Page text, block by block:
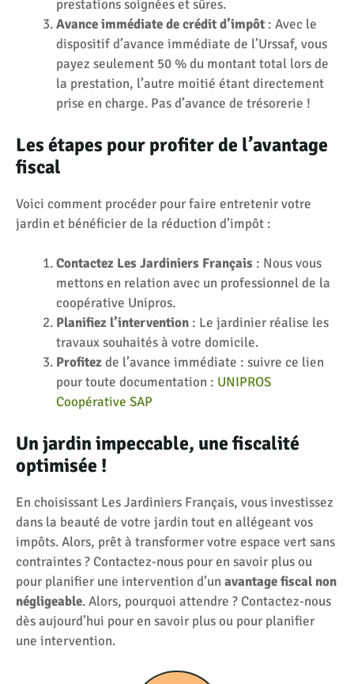
prestations soignées et sûres.
Avance immédiate de crédit d’impôt : Avec le
dispositif d’avance immédiate de l’Urssaf, vous
payez seulement 50 % du montant total lors de
la prestation, l’autre moitié étant directement
prise en charge. Pas d’avance de trésorerie !
Les étapes pour profiter de l’avantage
fiscal
Voici comment procéder pour faire entretenir votre
jardin et bénéficier de la réduction d’impôt :
Contactez Les Jardiniers Français : Nous vous
mettons en relation avec un professionnel de la
coopérative Unipros.
Planifiez l’intervention : Le jardinier réalise les
travaux souhaités à votre domicile.
Profitezde l’avance immédiate : suivre ce lien
pour toute documentation : UNIPROS
Coopérative SAP
Un jardin impeccable, une fiscalité
optimisée !
En choisissant Les Jardiniers Français, vous investissez
dans la beauté de votre jardin tout en allégeant vos
impôts. Alors, prêt à transformer votre espace vert sans
contraintes ? Contactez-nous pour en savoir plus ou
pour planifier une intervention d’unavantage fiscal non
négligeable. Alors, pourquoi attendre ? Contactez-nous
dès aujourd’hui pour en savoir plus ou pour planifier
une intervention.